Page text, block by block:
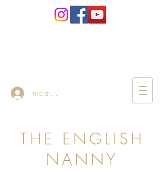
Iniciar sesión
THE ENGLISH
NANNY